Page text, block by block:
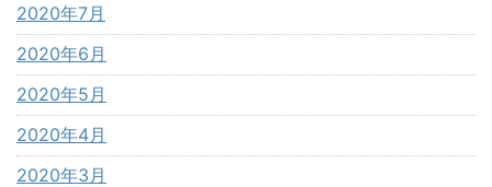
2020年7月
2020年6月
2020年5月
2020年4月
2020年3月